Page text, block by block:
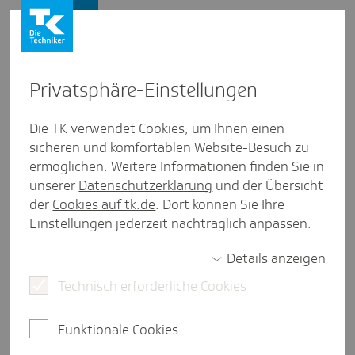
Zur Sache: H³ - Health Harbor
Hamburg
Inter­view aus Hamburg
Das Projekt "H³ - Health Harbor Hamburg" treibt
indem es die Akteure - Krankenkassen und
Presse und Politik Digitaler Fortschritt
Privat­sphäre-Einstel­lungen
Die TK verwendet Cookies, um Ihnen einen
sicheren und komfortablen Website-Besuch zu
ermöglichen. Weitere Informationen finden Sie in
unserer Datenschutzerklärung und der Übersicht
der Cookies auf tk.de. Dort können Sie Ihre
Einstellungen jederzeit nachträglich anpassen.
Details anzeigen
Technisch erforderliche Cookies
Funktionale Cookies